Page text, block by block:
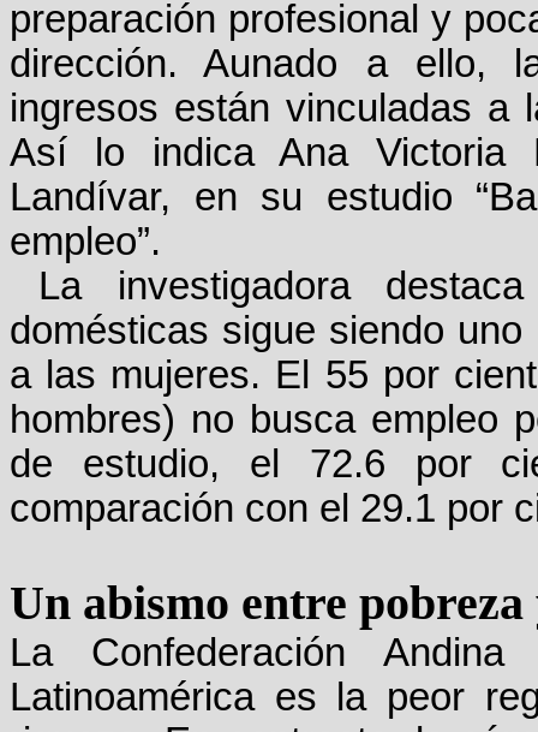
preparación profesional y
dirección. Aunado a ello,
ingresos están vinculadas
Así lo indica Ana Victoria
Landívar, en su estudio
empleo”.
La investigadora
domésticas sigue siendo
a las mujeres. El 55 por
hombres) no busca empleo
de estudio, el 72.6 por
comparación con el 29.1 por
Un abismo entre
La Confederación
Latinoamérica es la peor